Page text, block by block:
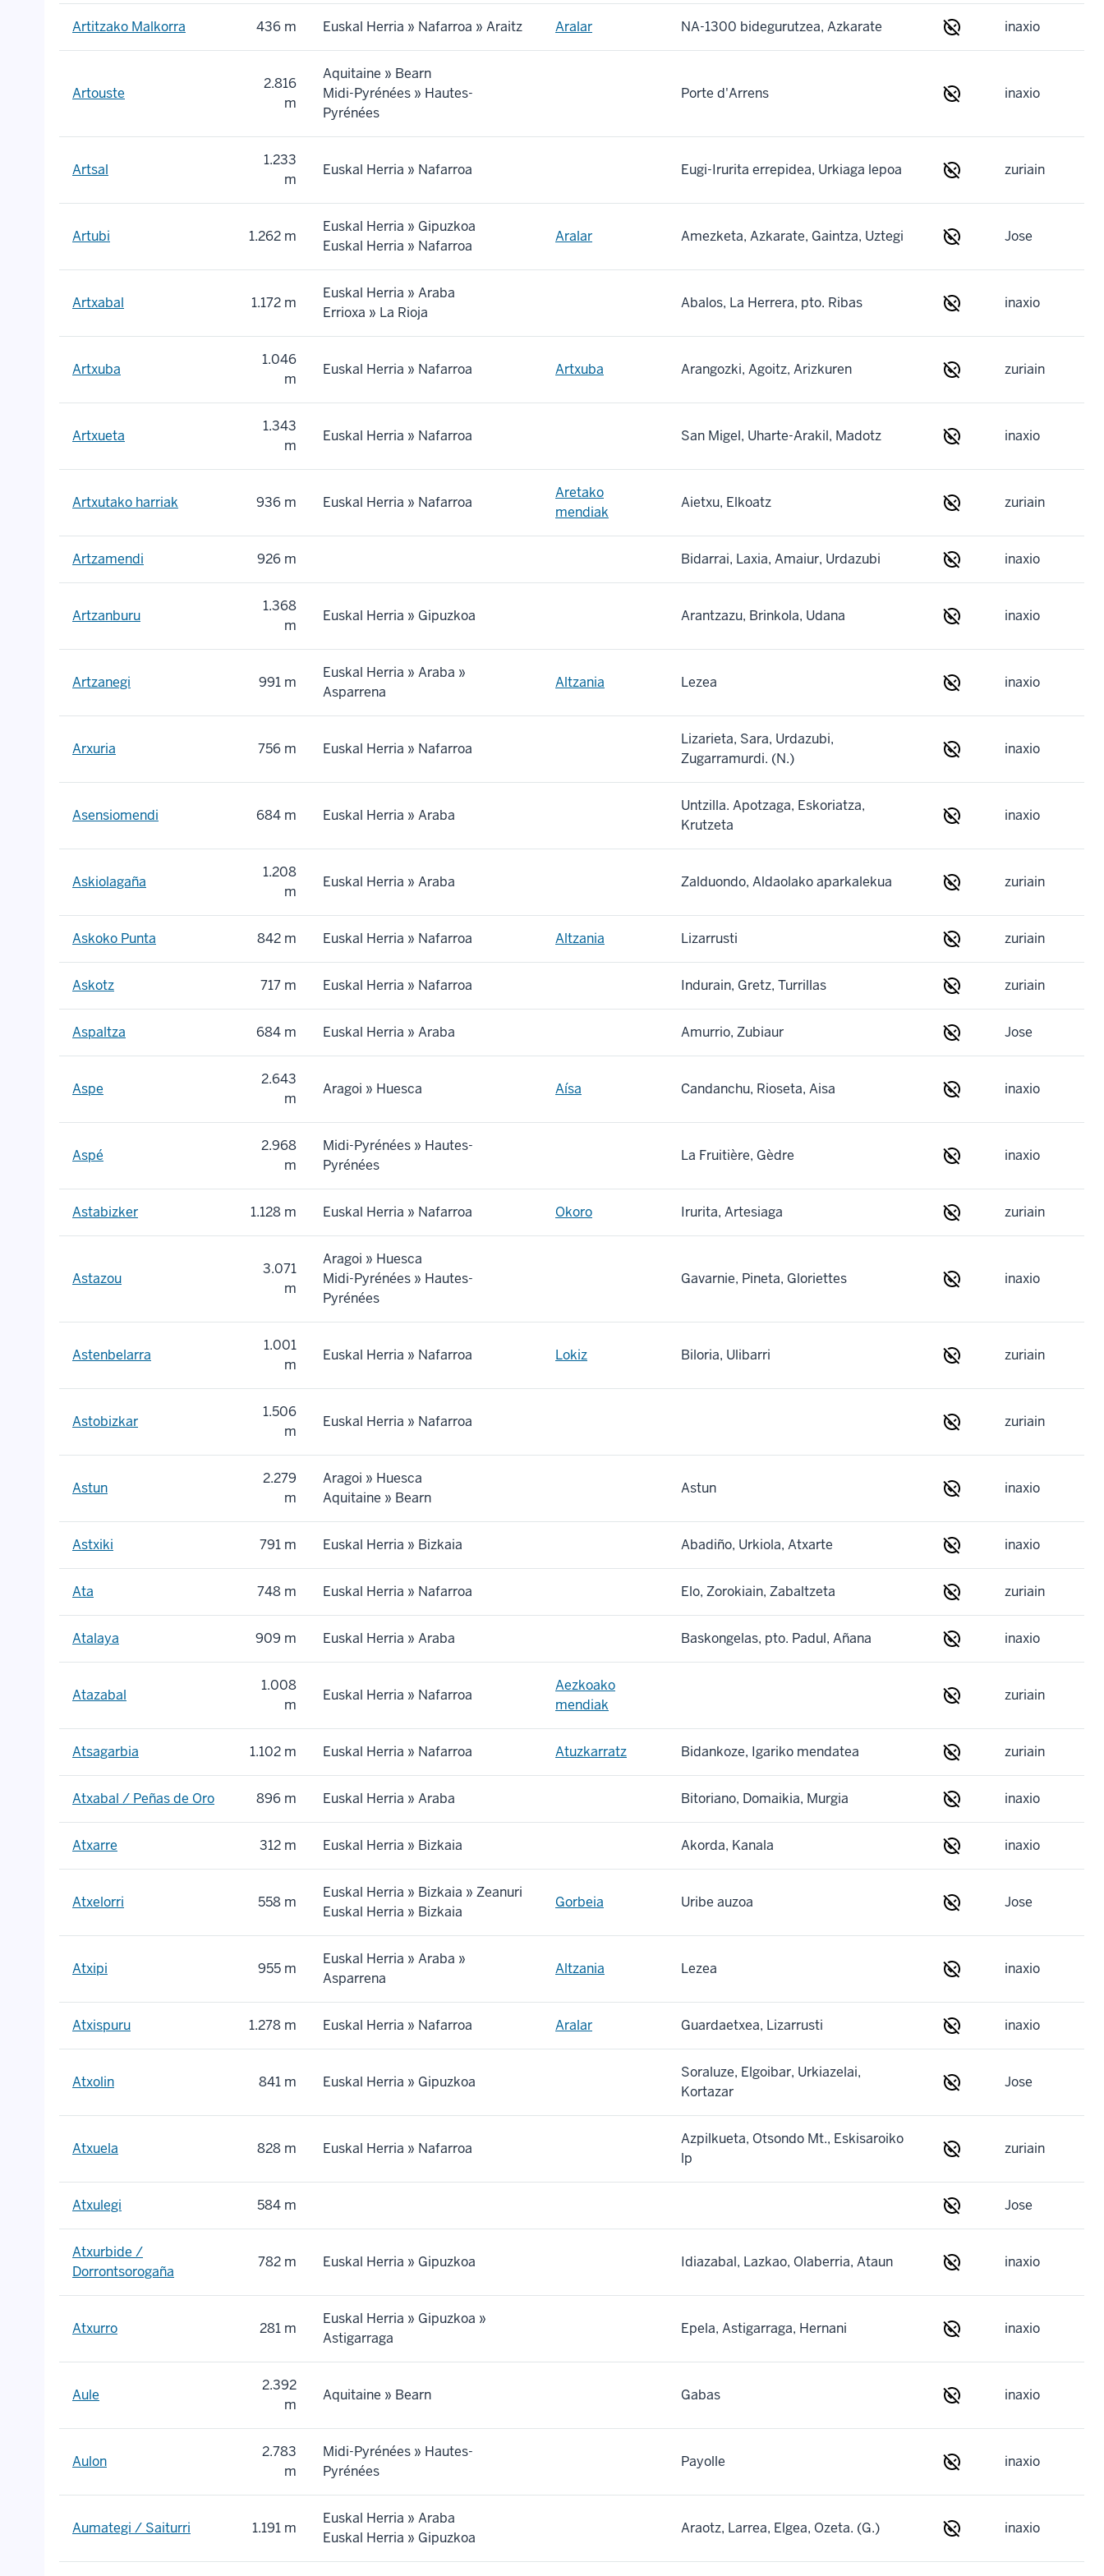
Artitzako Malkorra 436 m Euskal Herria » Nafarroa » Araitz Aralar NA-1300 bidegurutzea, Azkarate inaxio
Artouste
2.816
m
Aquitaine » Bearn
Midi-Pyrénées » Hautes-
Pyrénées
Porte d'Arrens inaxio
Artsal
1.233
m
Euskal Herria » Nafarroa Eugi-Irurita errepidea, Urkiaga lepoa zuriain
Artubi 1.262 m
Euskal Herria » Gipuzkoa
Euskal Herria » Nafarroa
Aralar Amezketa, Azkarate, Gaintza, Uztegi Jose
Artxabal 1.172 m
Euskal Herria » Araba
Errioxa » La Rioja
Abalos, La Herrera, pto. Ribas inaxio
Artxuba
1.046
m
Euskal Herria » Nafarroa Artxuba Arangozki, Agoitz, Arizkuren zuriain
Artxueta
1.343
m
Euskal Herria » Nafarroa San Migel, Uharte-Arakil, Madotz inaxio
Artxutako harriak 936 m Euskal Herria » Nafarroa
Aretako
mendiak
Aietxu, Elkoatz zuriain
Artzamendi 926 m Bidarrai, Laxia, Amaiur, Urdazubi inaxio
Artzanburu
1.368
m
Euskal Herria » Gipuzkoa Arantzazu, Brinkola, Udana inaxio
Artzanegi 991 m
Euskal Herria » Araba »
Asparrena
Altzania Lezea inaxio
Arxuria 756 m Euskal Herria » Nafarroa
Lizarieta, Sara, Urdazubi,
Zugarramurdi. (N.)
inaxio
Asensiomendi 684 m Euskal Herria » Araba
Untzilla. Apotzaga, Eskoriatza,
Krutzeta
inaxio
Askiolagaña
1.208
m
Euskal Herria » Araba Zalduondo, Aldaolako aparkalekua zuriain
Askoko Punta 842 m Euskal Herria » Nafarroa Altzania Lizarrusti zuriain
Askotz 717 m Euskal Herria » Nafarroa Indurain, Gretz, Turrillas zuriain
Aspaltza 684 m Euskal Herria » Araba Amurrio, Zubiaur Jose
Aspe
2.643
m
Aragoi » Huesca Aísa Candanchu, Rioseta, Aisa inaxio
Aspé
2.968
m
Midi-Pyrénées » Hautes-
Pyrénées
La Fruitière, Gèdre inaxio
Astabizker 1.128 m Euskal Herria » Nafarroa Okoro Irurita, Artesiaga zuriain
Astazou
3.071
m
Aragoi » Huesca
Midi-Pyrénées » Hautes-
Pyrénées
Gavarnie, Pineta, Gloriettes inaxio
Astenbelarra
1.001
m
Euskal Herria » Nafarroa Lokiz Biloria, Ulibarri zuriain
Astobizkar
1.506
m
Euskal Herria » Nafarroa zuriain
Astun
2.279
m
Aragoi » Huesca
Aquitaine » Bearn
Astun inaxio
Astxiki 791 m Euskal Herria » Bizkaia Abadiño, Urkiola, Atxarte inaxio
Ata 748 m Euskal Herria » Nafarroa Elo, Zorokiain, Zabaltzeta zuriain
Atalaya 909 m Euskal Herria » Araba Baskongelas, pto. Padul, Añana inaxio
Atazabal
1.008
m
Euskal Herria » Nafarroa
Aezkoako
mendiak
zuriain
Atsagarbia 1.102 m Euskal Herria » Nafarroa Atuzkarratz Bidankoze, Igariko mendatea zuriain
Atxabal / Peñas de Oro 896 m Euskal Herria » Araba Bitoriano, Domaikia, Murgia inaxio
Atxarre 312 m Euskal Herria » Bizkaia Akorda, Kanala inaxio
Atxelorri 558 m
Euskal Herria » Bizkaia » Zeanuri
Euskal Herria » Bizkaia
Gorbeia Uribe auzoa Jose
Atxipi 955 m
Euskal Herria » Araba »
Asparrena
Altzania Lezea inaxio
Atxispuru 1.278 m Euskal Herria » Nafarroa Aralar Guardaetxea, Lizarrusti inaxio
Atxolin 841 m Euskal Herria » Gipuzkoa
Soraluze, Elgoibar, Urkiazelai,
Kortazar
Jose
Atxuela 828 m Euskal Herria » Nafarroa
Azpilkueta, Otsondo Mt., Eskisaroiko
lp
zuriain
Atxulegi 584 m Jose
Atxurbide /
Dorrontsorogaña
782 m Euskal Herria » Gipuzkoa Idiazabal, Lazkao, Olaberria, Ataun inaxio
Atxurro 281 m
Euskal Herria » Gipuzkoa »
Astigarraga
Epela, Astigarraga, Hernani inaxio
Aule
2.392
m
Aquitaine » Bearn Gabas inaxio
Aulon
2.783
m
Midi-Pyrénées » Hautes-
Pyrénées
Payolle inaxio
Aumategi / Saiturri 1.191 m
Euskal Herria » Araba
Euskal Herria » Gipuzkoa
Araotz, Larrea, Elgea, Ozeta. (G.) inaxio